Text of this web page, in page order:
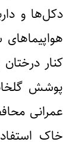
دکل‌ها و
کنار
پوشش
عمرانی
خاک